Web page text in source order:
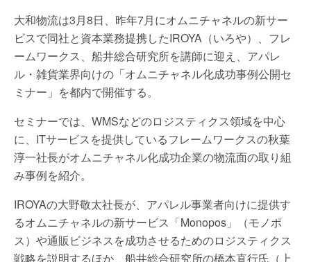
大和物流は3月8日、昨年7月にオムニチャネルの新サー
ビスで同社と資本業務提携したIROYA（いろや）、フレ
ームワークス、船井総合研究所を講師に迎え、アパレ
ル・雑貨業界向けの「オムニチャネル化成功事例公開セ
ミナー」を都内で開催する。
セミナーでは、WMSなどのロジスティクス領域を中心
に、ITサービスを提供しているフレームワークスの秋葉
淳一社長がオムニチャネル化成功企業の物流面の取り組
み事例を紹介。
IROYAの大野敬太社長が、アパレル事業者向けに提供す
るオムニチャネルの新サービス「Monopos」（モノポ
ス）や通販ビジネスを成功させるためのロジスティクス
戦略を説明するほか、船井総合研究所の橋本直行氏（上